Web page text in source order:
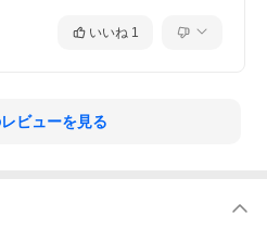
いいね 1
ビューを見る